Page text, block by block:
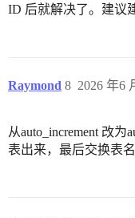
ID 后就解决了。建议
Raymond 2026 年6
8
从auto_increment 改
表出来，最后交换表